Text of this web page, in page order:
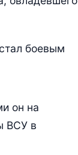
боевым
он на
ВСУ в